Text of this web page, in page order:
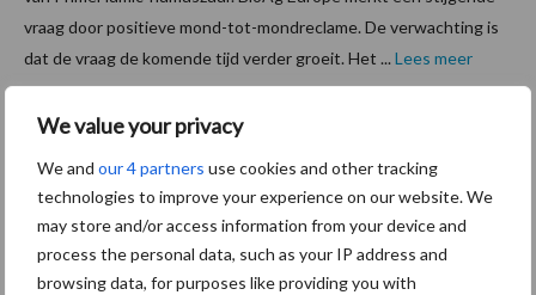
We value your privacy
We and our 4 partners use cookies and other tracking
technologies to improve your experience on our website. We
may store and/or access information from your device and
process the personal data, such as your IP address and
browsing data, for purposes like providing you with
vraag door positieve mond-tot-mondreclame. De verwachting is
dat de vraag de komende tijd verder groeit. Het ... Lees meer
atregel
dan toch
van de
baan?
18 augustus 2020